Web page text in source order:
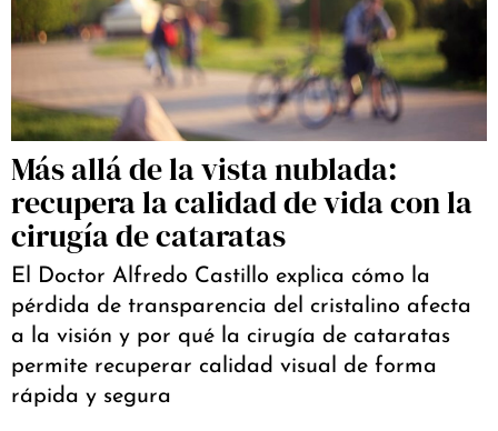
Más allá de la vista nublada:
recupera la calidad de vida con la
cirugía de cataratas
El Doctor Alfredo Castillo explica cómo la
pérdida de transparencia del cristalino afecta
a la visión y por qué la cirugía de cataratas
permite recuperar calidad visual de forma
rápida y segura